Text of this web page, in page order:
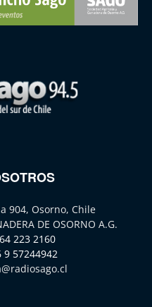
904, Osorno, Chile
DE OSORNO A.G.
223 2160
9 57244942